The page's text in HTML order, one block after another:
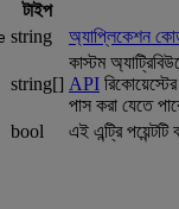
টাইপ
string অ্যাপ্লিকেশন
string[]
কাস্টম
API রিকোয়েস্টের
পাস করা যেতে
bool এই এন্ট্রি